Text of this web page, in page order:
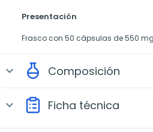
Presentación
Frasco con 50 cápsulas de 550
expand_more Composición
expand_more Ficha técnica